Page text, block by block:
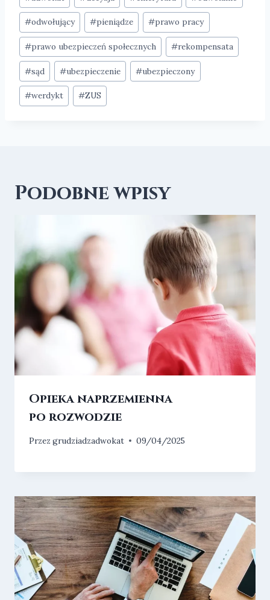
#odwołujący #pieniądze #prawo pracy
#prawo ubezpieczeń społecznych #rekompensata
#sąd #ubezpieczenie #ubezpieczony
#werdykt #ZUS
Podobne wpisy
Opieka naprzemienna
po rozwodzie
Przez grudziadzadwokat 09/04/2025